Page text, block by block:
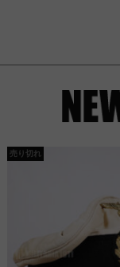
売り切れ